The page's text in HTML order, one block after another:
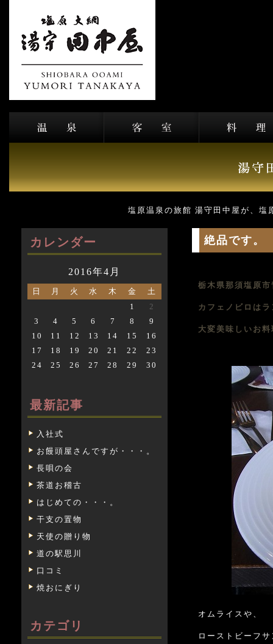
塩原温泉の旅館 湯守田中屋が、塩
カレンダー
2016年4月
日 月 火 水 木 金
土
1
2
3
4 5 6 7 8
9
10
11 12 13 14 15
16
17
18 19 20 21 22
23
24
25 26 27 28 29 30
最新記事
入社式
お饅頭屋さんですが・・・。
長唄の会
茶道お稽古
はじめての・・・。
干支の置物
天使の贈り物
道の駅思川
口コミ
焼おにぎり
カテゴリ
絶品です。
栃木県那須塩原
カフェノビロは
大変美味しいお
オムライスや、
ローストビーフ